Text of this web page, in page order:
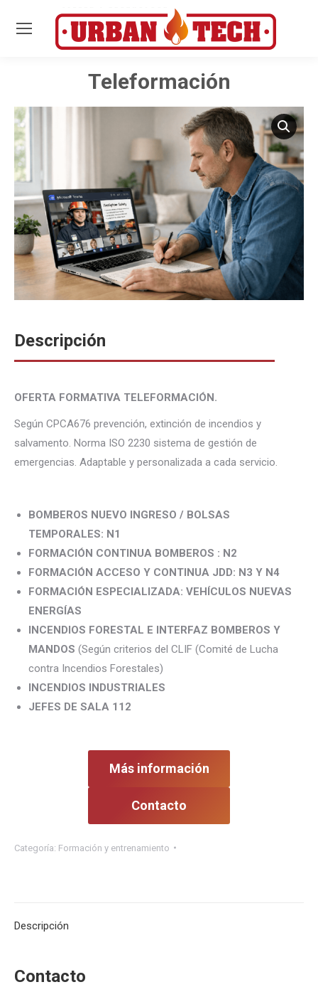
Teleformación
Estás aquí:
Descripción
OFERTA FORMATIVA TELEFORMACIÓN.
Según CPCA676 prevención, extinción de incendios y
salvamento. Norma ISO 2230 sistema de gestión de
emergencias. Adaptable y personalizada a cada servicio.
BOMBEROS NUEVO INGRESO / BOLSAS
TEMPORALES: N1
FORMACIÓN CONTINUA BOMBEROS : N2
FORMACIÓN ACCESO Y CONTINUA JDD: N3 Y N4
FORMACIÓN ESPECIALIZADA: VEHÍCULOS NUEVAS
ENERGÍAS
INCENDIOS FORESTAL E INTERFAZ BOMBEROS Y
MANDOS (Según criterios del CLIF (Comité de Lucha
contra Incendios Forestales)
INCENDIOS INDUSTRIALES
JEFES DE SALA 112
Más información
Contacto
Categoría: Formación y entrenamiento
Descripción
Contacto